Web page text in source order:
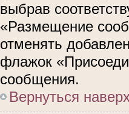
выбрав
«Размещение
отменять
флажок
сообщения.
Вернуться